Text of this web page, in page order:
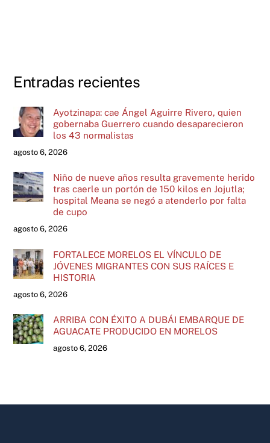
Entradas recientes
Ayotzinapa: cae Ángel Aguirre Rivero, quien
gobernaba Guerrero cuando desaparecieron
los 43 normalistas
agosto 6, 2026
Niño de nueve años resulta gravemente herido
tras caerle un portón de 150 kilos en Jojutla;
hospital Meana se negó a atenderlo por falta
de cupo
agosto 6, 2026
FORTALECE MORELOS EL VÍNCULO DE
JÓVENES MIGRANTES CON SUS RAÍCES E
HISTORIA
agosto 6, 2026
ARRIBA CON ÉXITO A DUBÁI EMBARQUE DE
AGUACATE PRODUCIDO EN MORELOS
agosto 6, 2026